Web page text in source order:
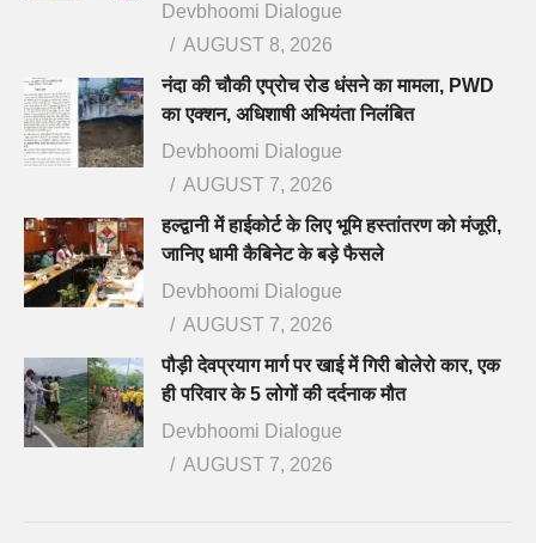
Devbhoomi Dialogue
AUGUST 8, 2026
नंदा की चौकी एप्रोच रोड धंसने का मामला, PWD
का एक्शन, अधिशाषी अभियंता निलंबित
Devbhoomi Dialogue
AUGUST 7, 2026
हल्द्वानी में हाईकोर्ट के लिए भूमि हस्तांतरण को मंजूरी,
जानिए धामी कैबिनेट के बड़े फैसले
Devbhoomi Dialogue
AUGUST 7, 2026
पौड़ी देवप्रयाग मार्ग पर खाई में गिरी बोलेरो कार, एक
ही परिवार के 5 लोगों की दर्दनाक मौत
Devbhoomi Dialogue
AUGUST 7, 2026